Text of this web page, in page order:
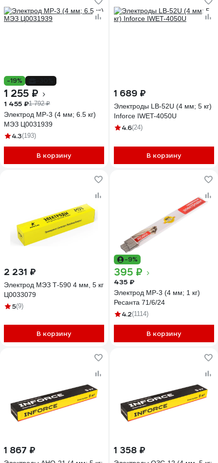
-19%
1 255 ₽
1 455 ₽1 792 ₽
Электрод МР-3 (4 мм; 6.5 кг)
МЭЗ Ц0031939
4.3(193)
В корзину
1 689 ₽
Электроды LB-52U (4 мм; 5 кг)
Inforce IWET-4050U
4.6(24)
В корзину
2 231 ₽
Электрод МЭЗ Т-590 4 мм, 5 кг
Ц0033079
5(9)
В корзину
-9%
395 ₽
435 ₽
Электрод МР-3 (4 мм; 1 кг)
Ресанта 71/6/24
4.2(1114)
В корзину
1 867 ₽ 1 358 ₽